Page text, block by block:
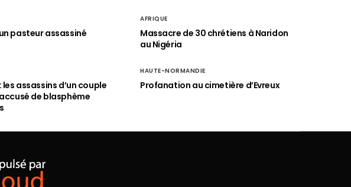
pasteur assassiné
AFRIQUE
Massacre de 30 chrétiens à Naridon
au Nigéria
assassins d’un couple
de blasphème
HAUTE-NORMANDIE
Profanation au cimetière d’Evreux